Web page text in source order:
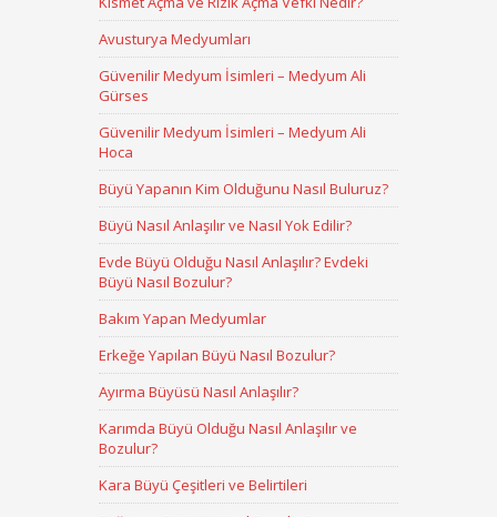
Avusturya Medyumları
Güvenilir Medyum İsimleri – Medyum Ali
Gürses
Güvenilir Medyum İsimleri – Medyum Ali
Hoca
Büyü Yapanın Kim Olduğunu Nasıl Buluruz?
Büyü Nasıl Anlaşılır ve Nasıl Yok Edilir?
Evde Büyü Olduğu Nasıl Anlaşılır? Evdeki
Büyü Nasıl Bozulur?
Bakım Yapan Medyumlar
Erkeğe Yapılan Büyü Nasıl Bozulur?
Ayırma Büyüsü Nasıl Anlaşılır?
Karımda Büyü Olduğu Nasıl Anlaşılır ve
Bozulur?
Kara Büyü Çeşitleri ve Belirtileri